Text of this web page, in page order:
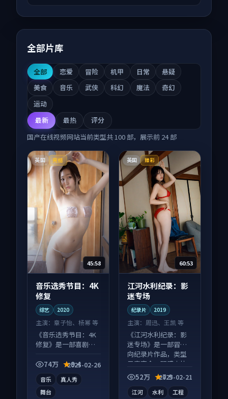
全部片库
全部 恋爱 冒险 机甲 日常
悬疑
美食
音乐 武侠 科幻 魔法
奇幻
运动
最新
最热
评分
国产在线视频网站当前类型共100 部，展示前 24部
英国 完结
45:58
音乐选秀节目：4K
修复
综艺 2020
主演： 章子怡、杨幂 等
《音乐选秀节目：4K
修复》是一部喜剧向
别错过，字幕区常有
74万 9.4
2025-02-26
音乐
真人秀
舞台
英国 臻彩
60:53
江河水利纪录：影
迷专场
纪录片 2019
主演： 周迅、王凯 等
《江河水利纪录：影
迷专场》是一部冒险
向纪录片作品，类型
元素齐全，观感爽快
不拖沓。
52万 7.9
2025-02-21
江河 水利 工程